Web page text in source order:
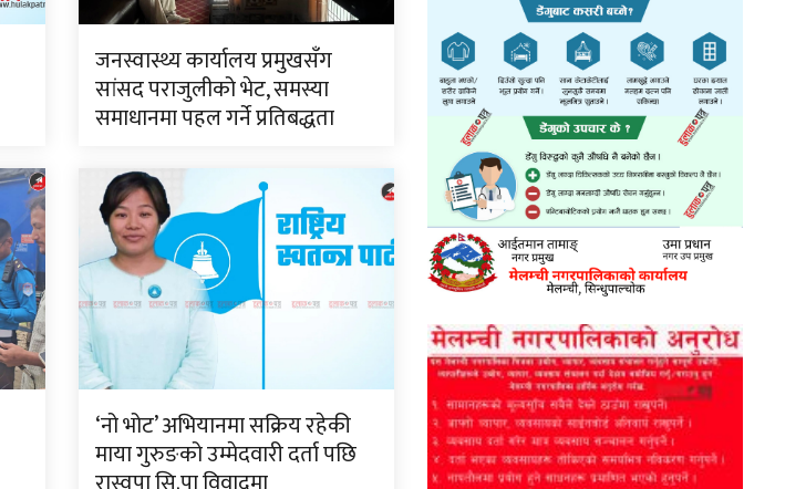
जनस्वास्थ्य कार्यालय प्रमुखसँग
सांसद पराजुलीको भेट, समस्या
समाधानमा पहल गर्ने प्रतिबद्धता
‘नो भोट’ अभियानमा सक्रिय रहेकी
माया गुरुङको उम्मेदवारी दर्ता पछि